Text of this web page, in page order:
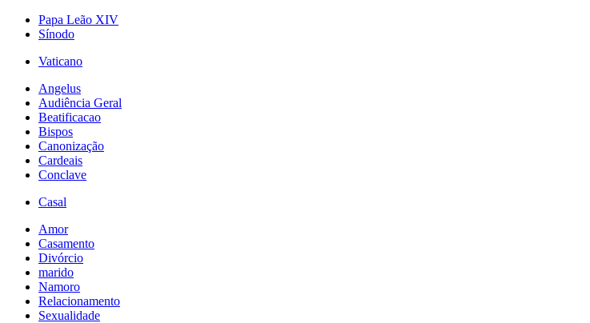
Papa Leão XIV
Sínodo
Vaticano
Angelus
Audiência Geral
Beatificacao
Bispos
Canonização
Cardeais
Conclave
Casal
Amor
Casamento
Divórcio
marido
Namoro
Relacionamento
Sexualidade